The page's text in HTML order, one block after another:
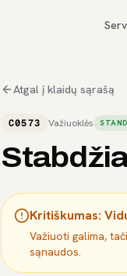
Atgal į klaidų sąrašą
C0573 Važiuoklės
Kritiškumas:
Važiuoti galima,
sąnaudos.